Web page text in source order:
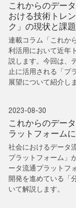
これからのデー
おける技術トレ
ク」の現状と課題
連載コラム「これか
利活用において近年
説します。今回は、
止に活用される「プ
展望について紹介し
2023-08-30
これからのデー
ラットフォーム
社会におけるデータ
プラットフォーム」
ータ流通プラットフ
開発を進めている「
いて解説します。